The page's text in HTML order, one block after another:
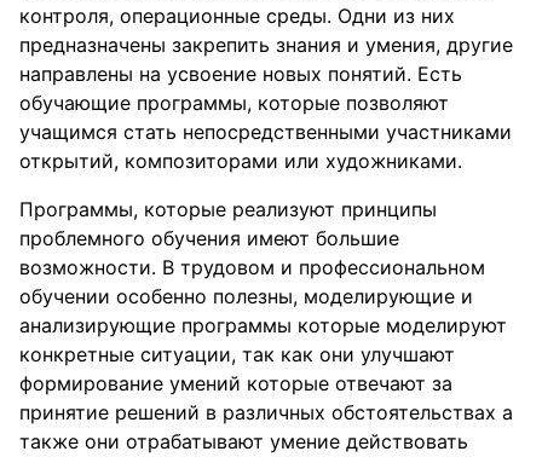
контроля, операционные среды. Одни из них
предназначены закрепить знания и умения, другие
направлены на усвоение новых понятий. Есть
обучающие программы, которые позволяют
учащимся стать непосредственными участниками
открытий, композиторами или художниками.
Программы, которые реализуют принципы
проблемного обучения имеют большие
возможности. В трудовом и профессиональном
обучении особенно полезны, моделирующие и
анализирующие программы которые моделируют
конкретные ситуации, так как они улучшают
формирование умений которые отвечают за
принятие решений в различных обстоятельствах а
также они отрабатывают умение действовать